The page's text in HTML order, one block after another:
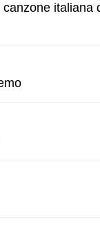
italiana